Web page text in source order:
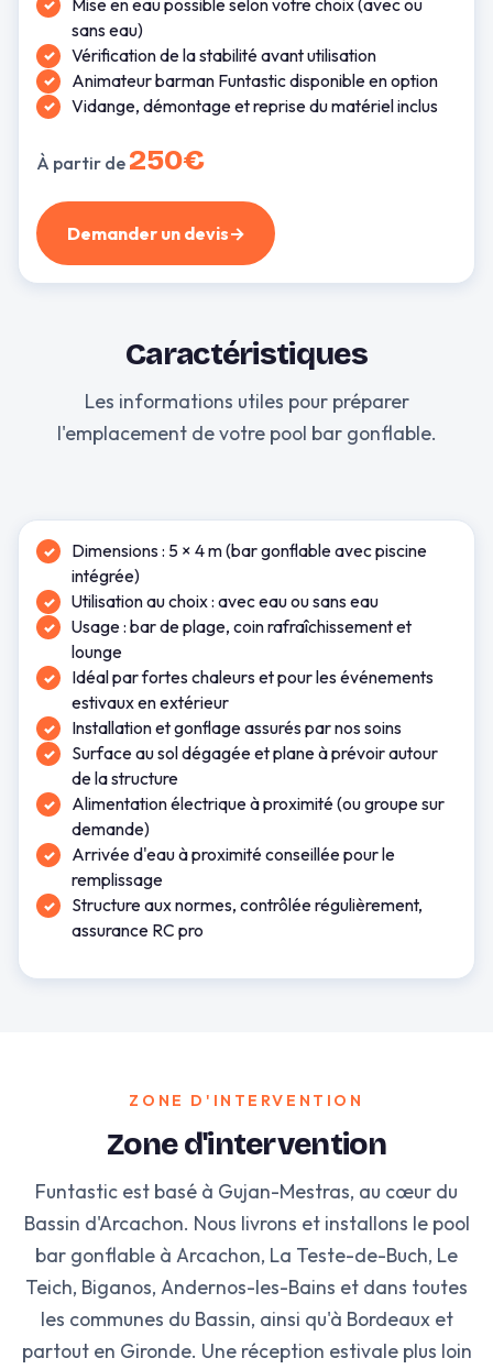
sans eau)
Vérification de la stabilité avant utilisation
Animateur barman Funtastic disponible en option
Vidange, démontage et reprise du matériel inclus
À partir de 250€
Demander un devis→
Caractéristiques
Les informations utiles pour préparer
l'emplacement de votre pool bar gonflable.
Dimensions : 5 × 4 m (bar gonflable avec piscine
intégrée)
Utilisation au choix : avec eau ou sans eau
Usage : bar de plage, coin rafraîchissement et
lounge
Idéal par fortes chaleurs et pour les événements
estivaux en extérieur
Installation et gonflage assurés par nos soins
Surface au sol dégagée et plane à prévoir autour
de la structure
Alimentation électrique à proximité (ou groupe sur
demande)
Arrivée d'eau à proximité conseillée pour le
remplissage
Structure aux normes, contrôlée régulièrement,
assurance RC pro
ZONE D'INTERVENTION
Zone d'intervention
Funtastic est basé à Gujan-Mestras, au cœur du
Bassin d'Arcachon. Nous livrons et installons le pool
bar gonflable à Arcachon, La Teste-de-Buch, Le
Teich, Biganos, Andernos-les-Bains et dans toutes
les communes du Bassin, ainsi qu'à Bordeaux et
partout en Gironde. Une réception estivale plus loin